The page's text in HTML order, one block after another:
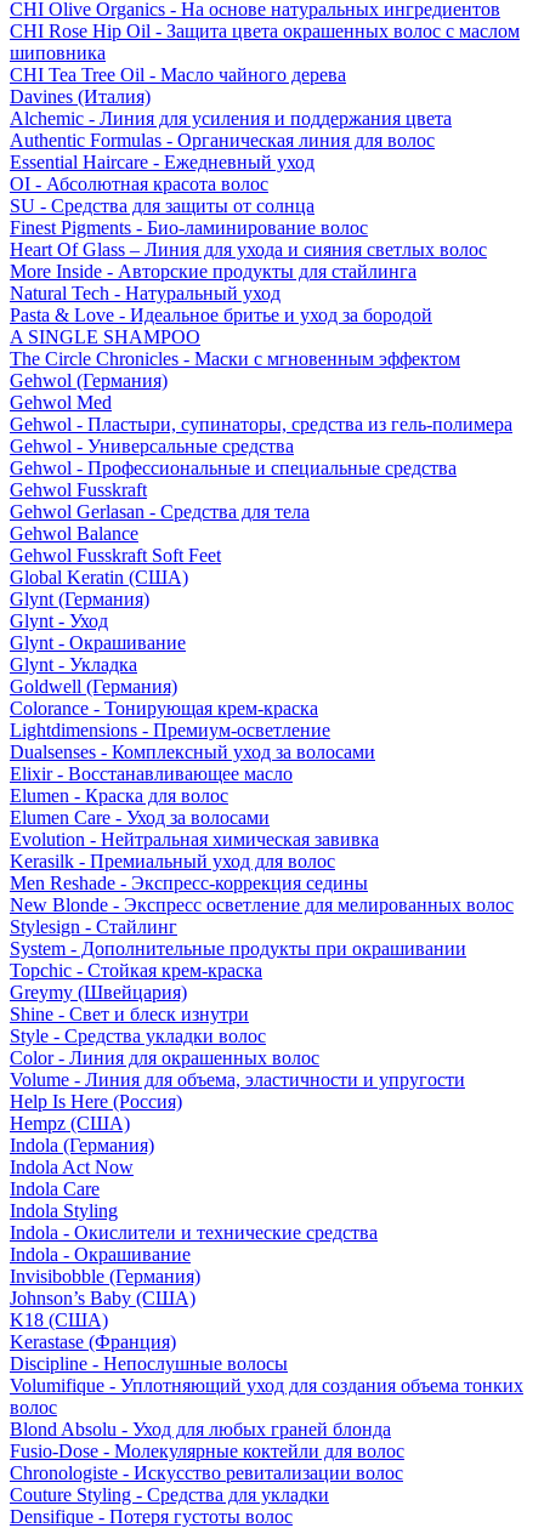
CHI Olive Organics - На основе натуральных ингредиентов
CHI Rose Hip Oil - Защита цвета окрашенных волос с маслом
шиповника
CHI Tea Tree Oil - Масло чайного дерева
Davines (Италия)
Alchemic - Линия для усиления и поддержания цвета
Authentic Formulas - Органическая линия для волос
Essential Haircare - Eжедневный уход
OI - Абсолютная красота волос
SU - Средства для защиты от солнца
Finest Pigments - Био-ламинирование волос
Heart Of Glass – Линия для ухода и сияния светлых волос
More Inside - Авторские продукты для стайлинга
Natural Tech - Натуральный уход
Pasta & Love - Идеальное бритье и уход за бородой
A SINGLE SHAMPOO
The Circle Chronicles - Маски с мгновенным эффектом
Gehwol (Германия)
Gehwol Med
Gehwol - Пластыри, супинаторы, средства из гель-полимера
Gehwol - Универсальные средства
Gehwol - Профессиональные и специальные средства
Gehwol Fusskraft
Gehwol Gerlasan - Средства для тела
Gehwol Balance
Gehwol Fusskraft Soft Feet
Global Keratin (США)
Glynt (Германия)
Glynt - Уход
Glynt - Окрашивание
Glynt - Укладка
Goldwell (Германия)
Colorance - Тонирующая крем-краска
Lightdimensions - Премиум-осветление
Dualsenses - Комплексный уход за волосами
Elixir - Восстанавливающее масло
Elumen - Краска для волос
Elumen Care - Уход за волосами
Evolution - Нейтральная химическая завивка
Kerasilk - Премиальный уход для волос
Men Reshade - Экспресс-коррекция седины
New Blonde - Экспресс осветление для мелированных волос
Stylesign - Стайлинг
System - Дополнительные продукты при окрашивании
Topchic - Стойкая крем-краска
Greymy (Швейцария)
Shine - Свет и блеск изнутри
Style - Средства укладки волос
Color - Линия для окрашенных волос
Volume - Линия для объема, эластичности и упругости
Help Is Here (Россия)
Hempz (США)
Indola (Германия)
Indola Act Now
Indola Care
Indola Styling
Indola - Окислители и технические средства
Indola - Окрашивание
Invisibobble (Германия)
Johnson’s Baby (США)
K18 (США)
Kerastase (Франция)
Discipline - Непослушные волосы
Volumifique - Уплотняющий уход для создания объема тонких
волос
Blond Absolu - Уход для любых граней блонда
Fusio-Dose - Молекулярные коктейли для волос
Chronologiste - Искусство ревитализации волос
Couture Styling - Средства для укладки
Densifique - Потеря густоты волос